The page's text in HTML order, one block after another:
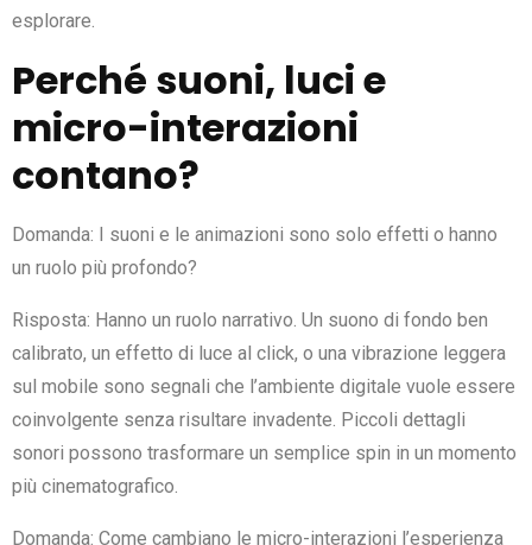
esplorare.
Perché suoni, luci e
micro-interazioni
contano?
Domanda: I suoni e le animazioni sono solo effetti o hanno
un ruolo più profondo?
Risposta: Hanno un ruolo narrativo. Un suono di fondo ben
calibrato, un effetto di luce al click, o una vibrazione leggera
sul mobile sono segnali che l’ambiente digitale vuole essere
coinvolgente senza risultare invadente. Piccoli dettagli
sonori possono trasformare un semplice spin in un momento
più cinematografico.
Domanda: Come cambiano le micro-interazioni l’esperienza